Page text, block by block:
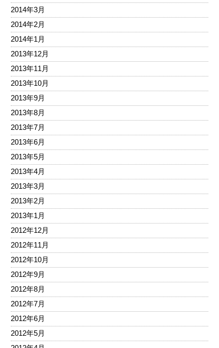
2014年3月
2014年2月
2014年1月
2013年12月
2013年11月
2013年10月
2013年9月
2013年8月
2013年7月
2013年6月
2013年5月
2013年4月
2013年3月
2013年2月
2013年1月
2012年12月
2012年11月
2012年10月
2012年9月
2012年8月
2012年7月
2012年6月
2012年5月